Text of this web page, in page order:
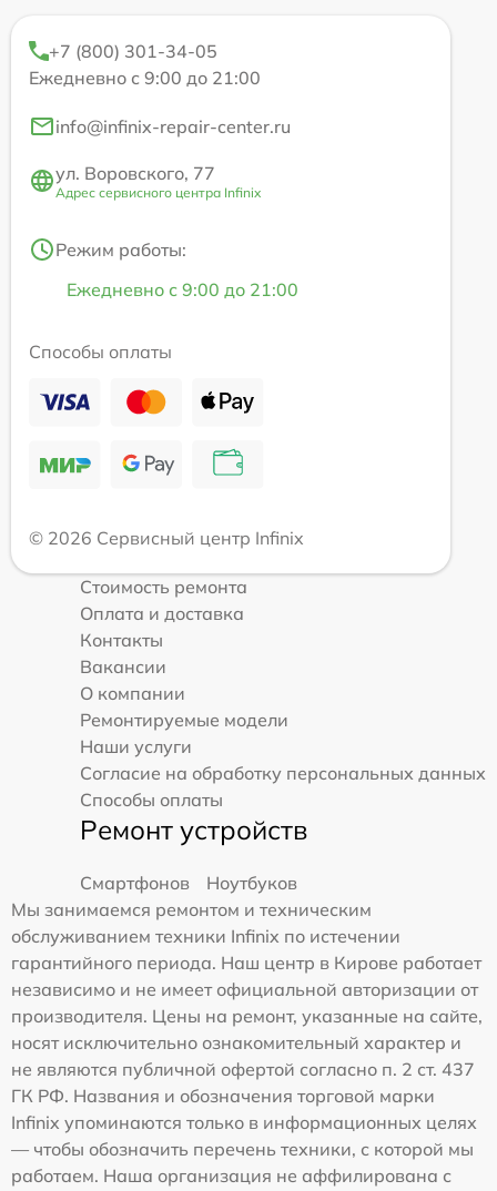
+7 (800) 301-34-05
Ежедневно с 9:00 до 21:00
info@infinix-repair-center.ru
ул. Воровского, 77
Адрес сервисного центра Infinix
Режим работы:
Ежедневно с 9:00 до 21:00
Способы оплаты
© 2026 Сервисный центр Infinix
Стоимость ремонта
Оплата и доставка
Контакты
Вакансии
О компании
Ремонтируемые модели
Наши услуги
Согласие на обработку персональных данных
Способы оплаты
Ремонт устройств
Смартфонов
Ноутбуков
Мы занимаемся ремонтом и техническим
обслуживанием техники Infinix по истечении
гарантийного периода. Наш центр в Кирове работает
независимо и не имеет официальной авторизации от
производителя. Цены на ремонт, указанные на сайте,
носят исключительно ознакомительный характер и
не являются публичной офертой согласно п. 2 ст. 437
ГК РФ. Названия и обозначения торговой марки
Infinix упоминаются только в информационных целях
— чтобы обозначить перечень техники, с которой мы
работаем. Наша организация не аффилирована с